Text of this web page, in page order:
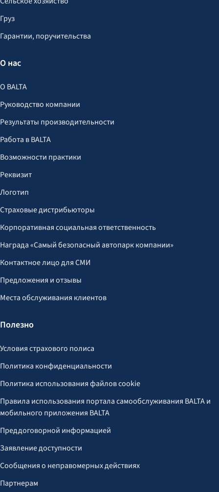
Груз
Гарантии, поручительства
О нас
О BALTA
Руководство компании
Результаты производительности
Работа в BALTA
Возможности практики
Реквизит
Логотип
Страховые дистрибьюторы
Корпоративная социальная ответственность
Награда «Самый безопасный автопарк компании»
Контактное лицо для СМИ
Предложения и отзывы
Места обслуживания клиентов
Полезно
Условия страхового полиса
Политика конфиденциальности
Политика использования файлов cookie
Правила использования портала самообслуживания BALTA и
мобильного приложения BALTA
Преддоговорной информацией
Заявление доступности
Сообщения о неправомерных действиях
Партнерам